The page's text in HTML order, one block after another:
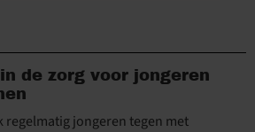
de zorg voor jongeren
jongeren tegen met